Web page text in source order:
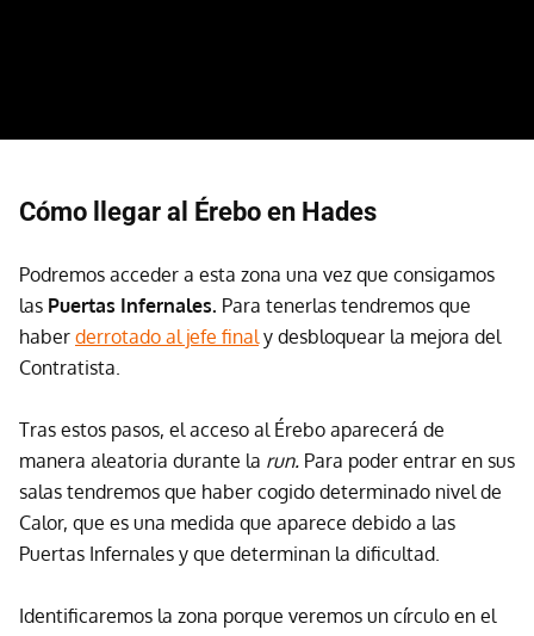
Cómo llegar al Érebo en Hades
Podremos acceder a esta zona una vez que consigamos
las Puertas Infernales. Para tenerlas tendremos que
haber derrotado al jefe final y desbloquear la mejora del
Contratista.
Tras estos pasos, el acceso al Érebo aparecerá de
manera aleatoria durante la run. Para poder entrar en sus
salas tendremos que haber cogido determinado nivel de
Calor, que es una medida que aparece debido a las
Puertas Infernales y que determinan la dificultad.
Identificaremos la zona porque veremos un círculo en el